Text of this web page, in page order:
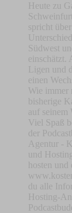
Heute zu
spricht
Südwest
einschätzt.
Ligen und
einen
Wie immer
bisherige
auf seinem
Viel Spaß
der
Agentur -
und
hosten
du alle
Hosting-